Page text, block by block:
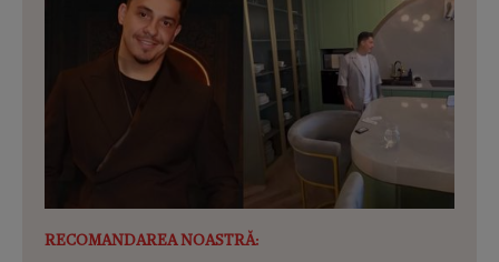
RECOMANDAREA NOASTRĂ: